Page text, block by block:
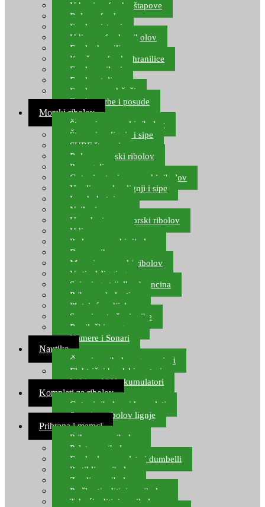
Vrhovi za feeder štapove
Role za feeder
Feeder sistemi
Udice za feeder ribolov
Feeder hranilice
Kopče za feeder hranilice
Feeder najloni
Feeder stolice
Feeder arm držači
Feeder torbe i posude
Morski ribolov
Štapovi za morski ribolov
Štapovi za lignje i sipe
SURF štapovi
Role za morski ribolov
Parangali
Gotovi setovi za morski ribolov
Varalice za lov lignji i sipe
Lov hobotnice
Najloni za more
Upredenice za morski ribolov
Udice za more
Perle za morski ribolov
Brum prihrana za more
Mamci za morski ribolov
Vertical Jigging
Spinning strijelke, brancina
Pribor za bolentino
Plutajuća odijela
Sonari za traženje ribe
Ronilački program
Kamere i Sonari
Nautika
Čamci za ribolov, gumenjaci
Električni brodski motori
Lithium ION akumulatori
Kompleti za ribolov
Gotovi ribolovni kompleti
Setovi za ribolov lignje
Prihrana i mamci
Prihrana za ribolov
Pelete za ribolov
Feeder lovne pelete i dumbelli
Partikli za ribolov
Zemlja za ribolov
Praškasti aditivi za ribolov
Tekući aditivi za ribolov